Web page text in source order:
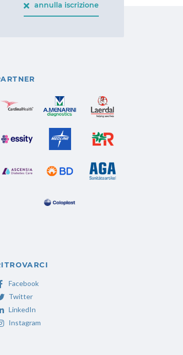
annulla iscrizione
Facebook
Twitter
LinkedIn
Instagram